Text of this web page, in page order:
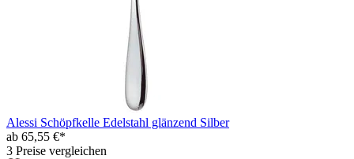
Alessi Schöpfkelle Edelstahl glänzend Silber
ab 65,55 €*
3 Preise vergleichen